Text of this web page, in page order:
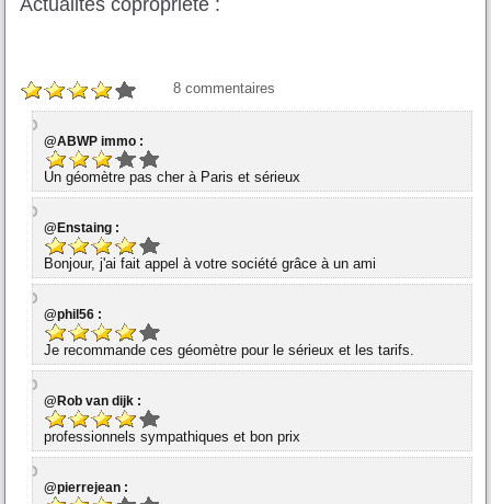
Actualités copropriété :
8 commentaires
@ABWP immo :
Un géomètre pas cher à Paris et sérieux
@Enstaing :
Bonjour, j'ai fait appel à votre société grâce à un ami
@phil56 :
Je recommande ces géomètre pour le sérieux et les tarifs.
@Rob van dijk :
professionnels sympathiques et bon prix
@pierrejean :